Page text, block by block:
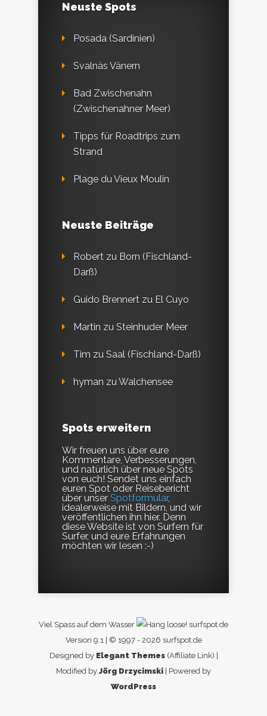
Neuste Spots
Posada (Sardinien)
Svalnäs Vänern
Bad Zwischenahn
(Zwischenahner Meer)
Tipps für Roadtrips zum
Strand
Plage du Vieux Moulin
Neuste Beiträge
Robert zu Born (Fischland-
Darß)
Guido Brennert zu El Cuyo
Martin zu Steinhuder Meer
Tim zu Saal (Fischland-Darß)
hyman zuWalchensee
Spots erweitern
Wir freuen uns über eure
Kommentare, Verbesserungen,
und natürlich über neue Spots
von euch! Sendet uns einfach
euren Spot oder Reisebericht
über unser Spotformular,
idealerweise mit Bildern, und wir
veröffentlichen ihn hier. Denn
diese Website ist von Surfern für
Surfer, und eure Erfahrungen
möchten wir lesen :-)
Viel Spass auf dem Wasser
surfspot.de
Version 9.1 | © 1997 - 2026 surfspot.de
Designed by Elegant Themes(Affiliate Link) |
Modified by Jörg Drzycimski | Powered by
WordPress